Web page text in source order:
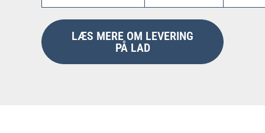
LÆS MERE OM LEVERING
PÅ LAD